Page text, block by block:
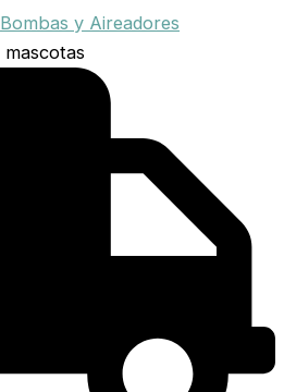
Bombas y Aireadores